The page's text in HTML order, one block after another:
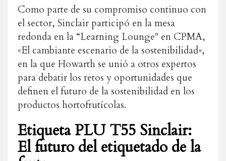
Como parte de su compromiso continuo con
el sector, Sinclair participó enlamesa
redonda enla “Learning Lounge" en CPMA,
«El cambiante escenario de la sostenibilidad»,
enla que Howarth se unió a otros expertos
para debatirlos retos y oportunidades que
definen elfuturo de la sostenibilidad enlos
productos hortofrutícolas.
Etiqueta PLU T55 Sinclair:
El futuro del etiquetado de la